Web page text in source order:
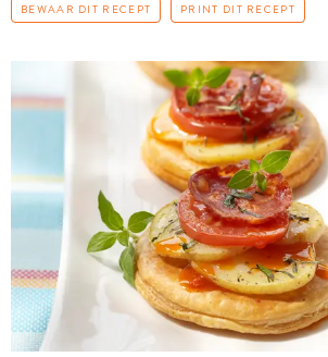
BEWAAR DIT RECEPT PRINT DIT RECEPT